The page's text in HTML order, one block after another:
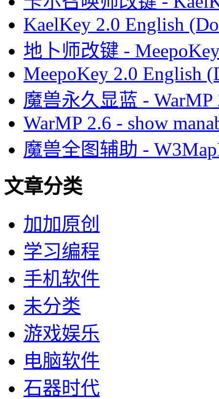
KaelKey 2.0 English
地卜师改键 -
MeepoKey 2.0 English
魔兽永久显蓝 -
WarMP 2.6 - show
魔兽全图辅助 -
文章分类
加加原创
学习编程
手机软件
未分类
游戏娱乐
电脑软件
石器时代